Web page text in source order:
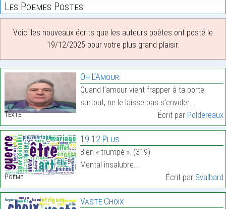
Les Poemes Postes
Voici les nouveaux écrits que les auteurs poètes ont posté le
19/12/2025 pour votre plus grand plaisir.
Texte:
Oh L’Amour.
Quand l’amour vient frapper à ta porte,
surtout, ne le laisse pas s’envoler.…
Écrit par Poldereaux
Poème:
19 12 Plus
Bien « trumpé ». (319)
Mental insalubre…
Écrit par Svalbard
Vaste Choix